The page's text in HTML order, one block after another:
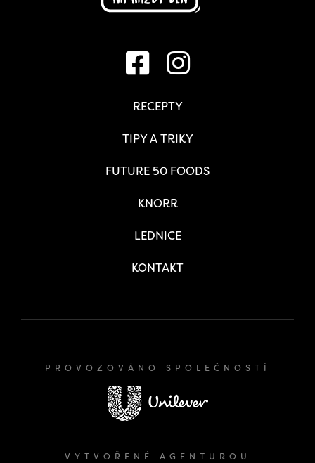
RECEPTY
TIPY A TRIKY
FUTURE 50 FOODS
KNORR
LEDNICE
KONTAKT
PROVOZOVÁNO SPOLEČNOSTÍ
VYTVOŘENÉ AGENTUROU